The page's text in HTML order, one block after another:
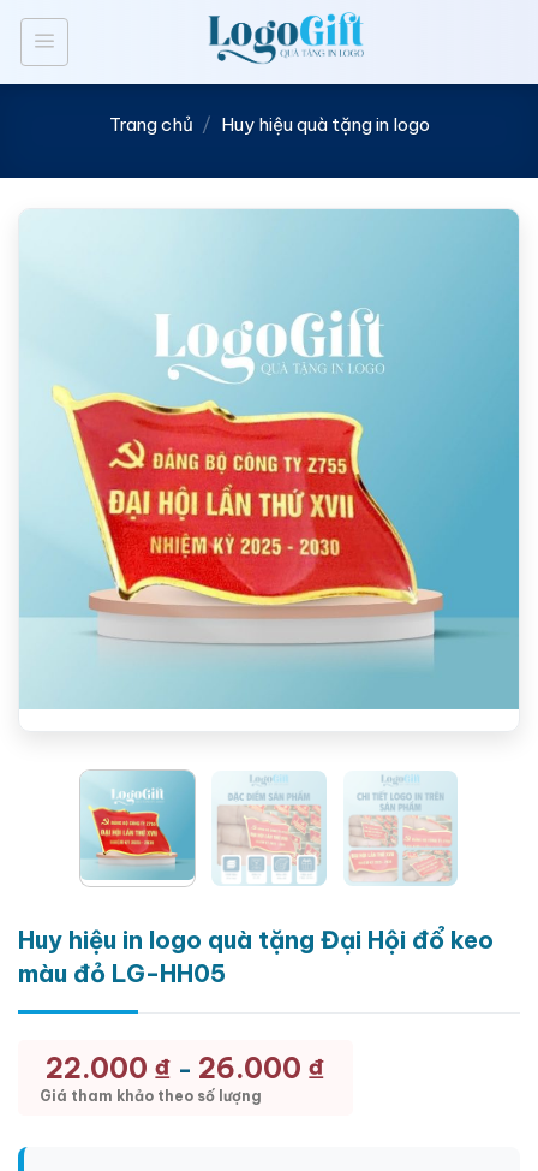
Bỏ
nội
Trang chủ / Huy hiệu quà tặng in logo
Huy hiệu in logo quà tặng Đại Hội đổ keo
màu đỏ LG-HH05
22.000 ₫ - 26.000 ₫
Giá tham khảo theo số lượng